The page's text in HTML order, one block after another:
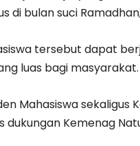
bulan suci
tersebut dapat
luas bagi masyarakat.
Mahasiswa sekaligus
Kemenag